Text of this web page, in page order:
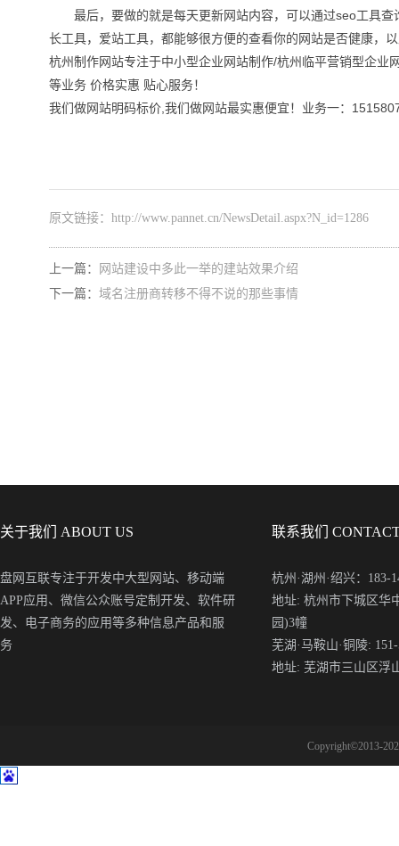
最后，要做的就是每天更新网站内容，可以通过seo工具查
长工具，爱站工具，都能够很方便的查看你的网站是否健康，
杭州制作网站专注于中小型企业网站制作/杭州临平营销型企业
等业务 价格实惠 贴心服务！
我们做网站明码标价,我们做网站最实惠便宜！业务一：
原文链接：http://www.pannet.cn/NewsDetail.aspx?N_id=1286
上一篇：
网站建设中多此一举的建站效果介绍
下一篇：域名注册商转移不得不说的那些事情
关于我们 ABOUT US
盘网互联专注于开发中大型网站、移动端
APP应用、微信公众账号定制开发、软件研
发、电子商务的应用等多种信息产品和服
务
联系我们
杭州·湖州·绍兴：183-
地址: 杭州市下城区华
园)3幢
芜湖·马鞍山·铜陵:
地址: 芜湖市三山区浮
Copyright©2013-